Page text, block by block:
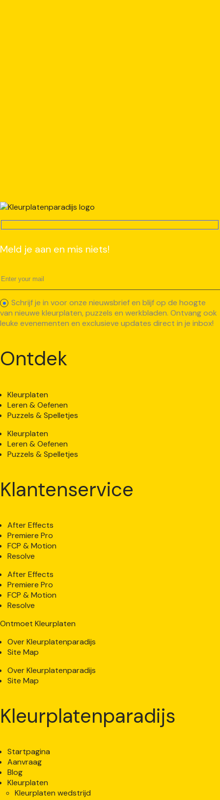
Meld je aan en mis niets!
Schrijf je in voor onze nieuwsbrief en blijf op de hoogte
van nieuwe kleurplaten, puzzels en werkbladen. Ontvang ook
leuke evenementen en exclusieve updates direct in je inbox!
Ontdek
Kleurplaten
Leren & Oefenen
Puzzels & Spelletjes
Kleurplaten
Leren & Oefenen
Puzzels & Spelletjes
Klantenservice
After Effects
Premiere Pro
FCP & Motion
Resolve
After Effects
Premiere Pro
FCP & Motion
Resolve
Ontmoet Kleurplaten
Over Kleurplatenparadijs
Site Map
Over Kleurplatenparadijs
Site Map
Kleurplatenparadijs
Startpagina
Aanvraag
Blog
Kleurplaten
Kleurplaten wedstrijd